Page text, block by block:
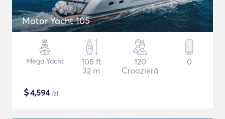
Motor Yacht 105
Mega Yacht
105 ft
32 m
120
Croazieră
0
$4,594/zi